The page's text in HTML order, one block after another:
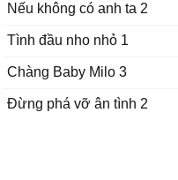
Nếu không có anh ta 2
Tình đầu nho nhỏ 1
Chàng Baby Milo 3
Đừng phá vỡ ân tình 2